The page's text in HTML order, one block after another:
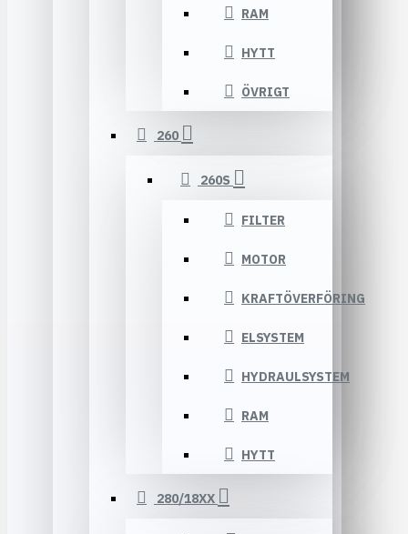
RAM
HYTT
ÖVRIGT
260
260S
FILTER
MOTOR
KRAFTÖVERFÖRING
ELSYSTEM
HYDRAULSYSTEM
RAM
HYTT
280/18XX